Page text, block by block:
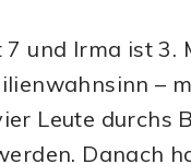
und Irma ist 3.
–
Leute durchs
Danach